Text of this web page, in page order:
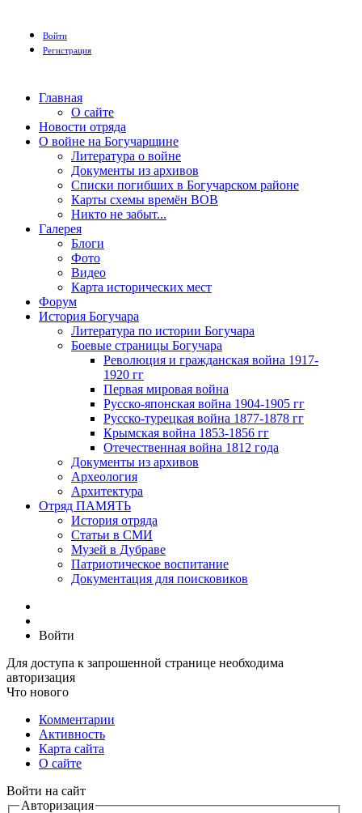
Войти
Регистрация
Главная
О сайте
Новости отряда
О войне на Богучарщине
Литература о войне
Документы из архивов
Списки погибших в Богучарском районе
Карты схемы времён ВОВ
Никто не забыт...
Галерея
Блоги
Фото
Видео
Карта исторических мест
Форум
История Богучара
Литература по истории Богучара
Боевые страницы Богучара
Революция и гражданская война 1917-
1920 гг
Первая мировая война
Русско-японская война 1904-1905 гг
Русско-турецкая война 1877-1878 гг
Крымская война 1853-1856 гг
Отечественная война 1812 года
Документы из архивов
Археология
Архитектура
Отряд ПАМЯТЬ
История отряда
Статьи в СМИ
Музей в Дубраве
Патриотическое воспитание
Документация для поисковиков
Войти
Для доступа к запрошенной странице необходима
авторизация
Что нового
Комментарии
Активность
Карта сайта
О сайте
Войти на сайт
Авторизация